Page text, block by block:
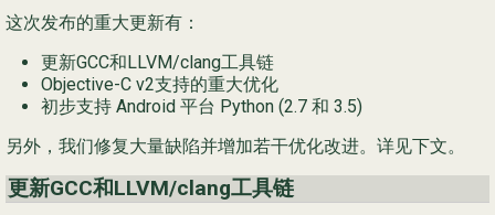
简
这次发布的重大更新有：
更新GCC和LLVM/clang工具链
Objective-C v2支持的重大优化
初步支持 Android 平台 Python (2.7 和 3.5)
另外，我们修复大量缺陷并增加若干优化改进。详见下文。
更新GCC和LLVM/clang工具链